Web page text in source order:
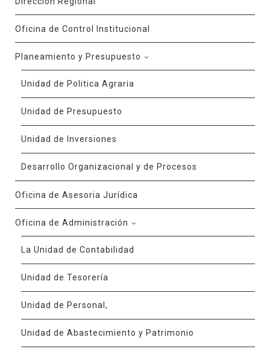
Oficina de Control Institucional
Planeamiento y Presupuesto
Unidad de Politica Agraria
Unidad de Presupuesto
Unidad de Inversiones
Desarrollo Organizacional y de Procesos
Oficina de Asesoria Jurídica
Oficina de Administración
La Unidad de Contabilidad
Unidad de Tesorería
Unidad de Personal,
Unidad de Abastecimiento y Patrimonio